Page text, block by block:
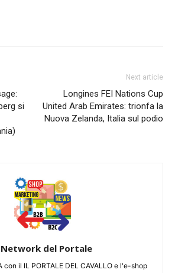
si
Next article
Longines FEI Nations Cup
United Arab Emirates: trionfa la
Nuova Zelanda, Italia sul podio
del Portale
con il IL PORTALE DEL CAVALLO e l'e-shop